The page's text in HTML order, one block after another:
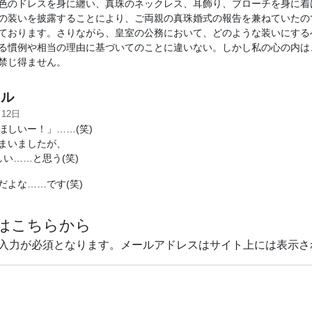
のドレスを身に纏い、真珠のネックレス、耳飾り、ブローチを身に
装いを披露することにより、ご両親の真珠婚式の報告を兼ねていた
おります。さりながら、皇室の公務において、どのような装いにす
慣例や相当の理由に基づいてのことに違いない。しかし私の心の内
じ得ません。
日
しいー！」……(笑)
いましたが、
い……と思う(笑)
よな……です(笑)
こちらから
力が必須となります。メールアドレスはサイト上には表示